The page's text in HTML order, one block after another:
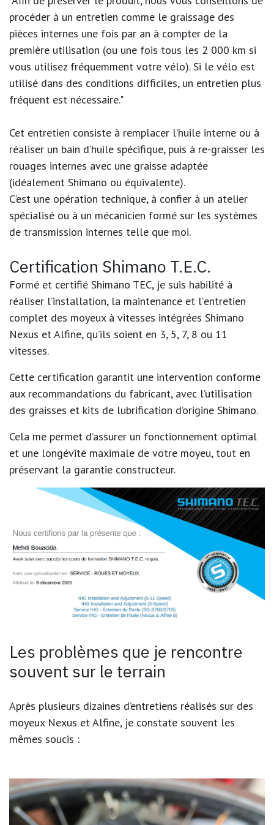
procéder à un entretien comme le graissage des
pièces internes une fois par an à compter de la
première utilisation (ou une fois tous les 2 000 km si
vous utilisez fréquemment votre vélo). Si le vélo est
utilisé dans des conditions difficiles, un entretien plus
fréquent est nécessaire."
Cet entretien consiste à remplacer l’huile interne ou à
réaliser un bain d’huile spécifique, puis à re-graisser les
rouages internes avec une graisse adaptée
(idéalement Shimano ou équivalente).
C’est une opération technique, à confier à un atelier
spécialisé ou à un mécanicien formé sur les systèmes
de transmission internes telle que moi.
Certification Shimano T.E.C.
Formé et certifié Shimano TEC, je suis habilité à
réaliser l’installation, la maintenance et l’entretien
complet des moyeux à vitesses intégrées Shimano
Nexus et Alfine, qu’ils soient en 3, 5, 7, 8 ou 11
vitesses.
Cette certification garantit une intervention conforme
aux recommandations du fabricant, avec l’utilisation
des graisses et kits de lubrification d’origine Shimano.
Cela me permet d’assurer un fonctionnement optimal
et une longévité maximale de votre moyeu, tout en
préservant la garantie constructeur.
Les problèmes que je rencontre
souvent sur le terrain
Après plusieurs dizaines d’entretiens réalisés sur des
moyeux Nexus et Alfine, je constate souvent les
mêmes soucis :